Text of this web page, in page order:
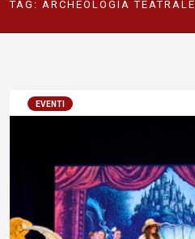
TAG: ARCHEOLOGIA TEATRALE
EVENTI